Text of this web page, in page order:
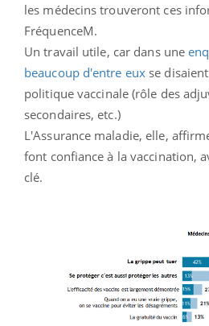
les médecins trouveront ces
FréquenceM.
Un travail utile, car dans une
beaucoup d'entre eux se
politique vaccinale (rôle des
secondaires, etc.)
L'Assurance maladie, elle,
font confiance à la vaccination,
clé.